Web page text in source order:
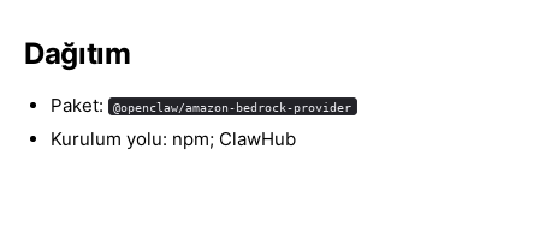
Dağıtım
Paket: @openclaw/amazon-bedrock-provider
Kurulum yolu: npm; ClawHub